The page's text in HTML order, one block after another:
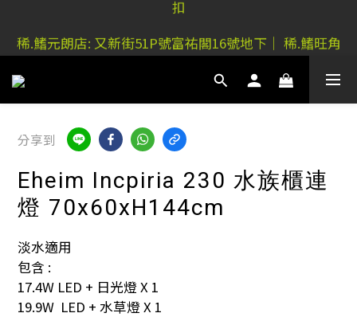
稀.鰭元朗店: 又新街51P號富祐閣16號地下｜ 稀.鰭旺角
店: 西洋菜南街101號金德行11樓
稀.鰭元朗店: 又新街51P號富祐閣16號地下｜ 稀.鰭旺角
店: 西洋菜南街101號金德行11樓
網上購買 水族器材及用品，稀.鰭門市自取-額外5%折
稀.鰭元朗店: 又新街51P號富祐閣16號地下｜ 稀.鰭旺角
店: 西洋菜南街101號金德行11樓
分享到
Eheim Incpiria 230 水族櫃連
燈 70x60xH144cm
淡水適用
包含 :
17.4W LED + 日光燈 X 1
19.9W  LED + 水草燈 X 1